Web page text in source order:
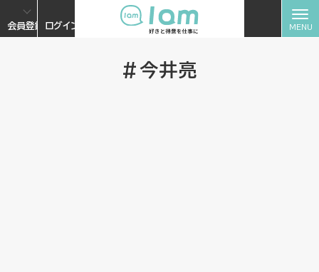
会員登録 ログイン
#今井亮